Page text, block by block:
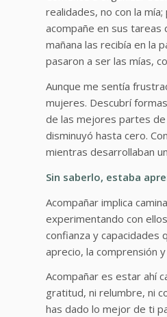
realidades, no con la
acompañe en sus tareas
mañana las recibía en la
pasaron a ser las mías,
Aunque me sentía
mujeres. Descubrí
de las mejores partes
disminuyó hasta cero.
mientras desarrollaban
Sin saberlo, estaba
Acompañar implica
experimentando con
confianza y capacidades
aprecio, la comprensión
Acompañar es estar ahí
gratitud, ni relumbre, ni
has dado lo mejor de ti